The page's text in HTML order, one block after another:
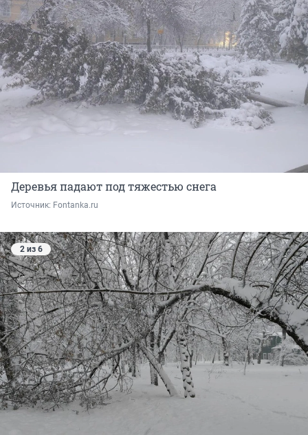
Деревья падают под тяжестью снега
Источник: Fontanka.ru
2 из 6